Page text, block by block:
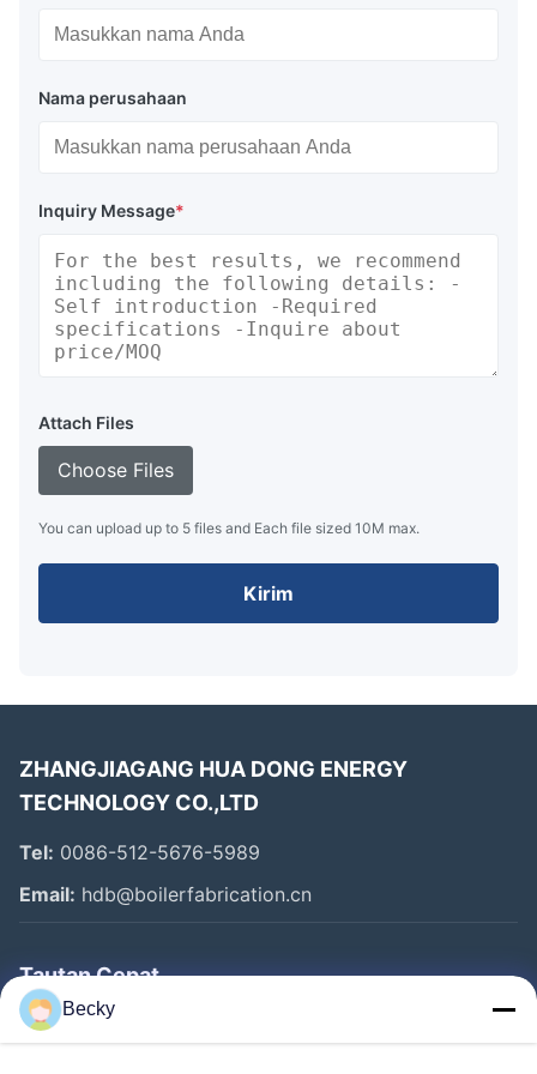
Nama perusahaan
Inquiry Message*
Attach Files
Choose Files
You can upload up to 5 files and Each file sized 10M max.
Kirim
ZHANGJIAGANG HUA DONG ENERGY
TECHNOLOGY CO.,LTD
Tel: 0086-512-5676-5989
Email: hdb@boilerfabrication.cn
Tautan Cepat
Rumah
Becky